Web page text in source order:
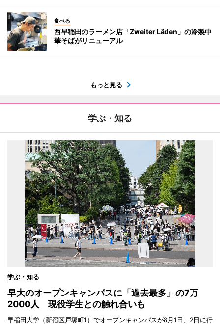
食べる
西早稲田のラーメン店「Zweiter Läden」の冷製中
華そばがリニューアル
もっと見る
学ぶ・知る
学ぶ・知る
早大のオープンキャンパスに「過去最多」の7万
2000人 現役学生との触れ合いも
早稲田大学（新宿区戸塚町1）でオープンキャンパスが8月1日、2日に行